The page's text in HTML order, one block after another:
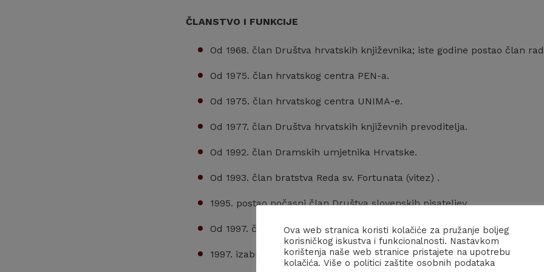
ČLANSTVO I FUNKCIJE
Od 1968. član Društva hrvatskih književnika; iste godine postao član
Od 1975. član hrvatskog centra PEN-a.
Od 1975. član hrvatskog centra UNIMA-e.
Od 1977. član Društva hrvatskih književnih prevoditelja.
Od 1992. član Dramskih umjetnika Hrvatske.
Od 1993. član bratstva Reda sv. Fortunata (vitez) .
1995. postao počasni član Društva slovenskih pisateljev.
Od 1997. član je Društva prijatelja Dubrovačke starine.
1997. izabran za redovnog člana Hrvatske akademije znanosti i
Ova web stranica koristi kolačiće za pružanje boljeg
korisničkog iskustva i funkcionalnosti. Nastavkom
korištenja naše web stranice pristajete na upotrebu
kolačića. Više o politici zaštite osobnih podataka